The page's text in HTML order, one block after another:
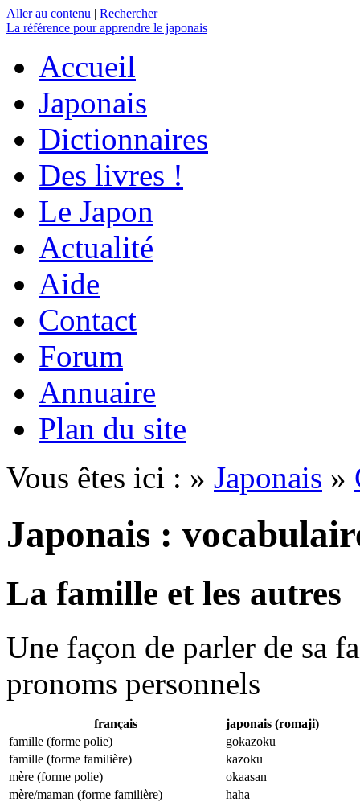
Aller au contenu | Rechercher
La référence pour apprendre le japonais
Accueil
Japonais
Dictionnaires
Des livres !
Le Japon
Actualité
Aide
Contact
Forum
Annuaire
Plan du site
Vous êtes ici : » Japonais »
Japonais :
La famille et les autres
Une façon de parler de sa
pronoms personnels
français
japonais (romaji)
famille (forme polie)
gokazoku
famille (forme familière)
kazoku
mère (forme polie)
okaasan
mère/maman (forme familière)
haha